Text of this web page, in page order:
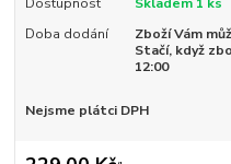
Doba dodání
Zboží Vám
Stačí, když
12:00
Nejsme plátci DPH